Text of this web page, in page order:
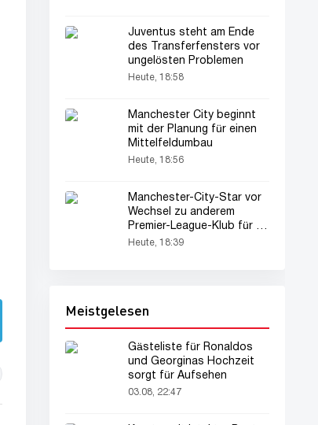
Juventus steht am Ende
des Transferfensters vor
ungelösten Problemen
Heute, 18:58
Manchester City beginnt
mit der Planung für einen
Mittelfeldumbau
Heute, 18:56
Manchester-City-Star vor
Wechsel zu anderem
Premier-League-Klub für 70
Millionen Euro
Heute, 18:39
Meistgelesen
Gästeliste für Ronaldos
und Georginas Hochzeit
sorgt für Aufsehen
03.08, 22:47